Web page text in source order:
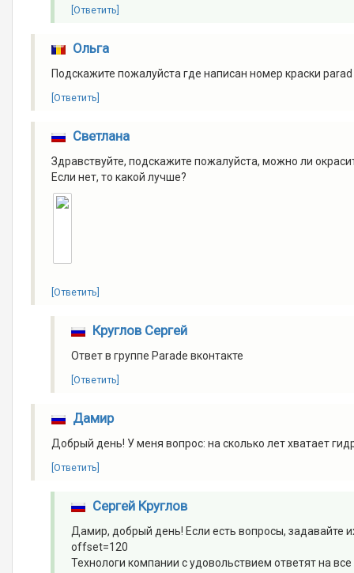
[Ответить]
Ольга
Подскажите пожалуйста где написан номер краски
[Ответить]
Светлана
Здравствуйте, подскажите пожалуйста, можно ли
Если нет, то какой лучше?
[Ответить]
Круглов Сергей
Ответ в группе Parade вконтакте
[Ответить]
Дамир
Добрый день! У меня вопрос: на сколько лет хватает
[Ответить]
Сергей Круглов
Дамир, добрый день! Если есть вопросы, задавайте
offset=120
Технологи компании с удовольствием ответят на